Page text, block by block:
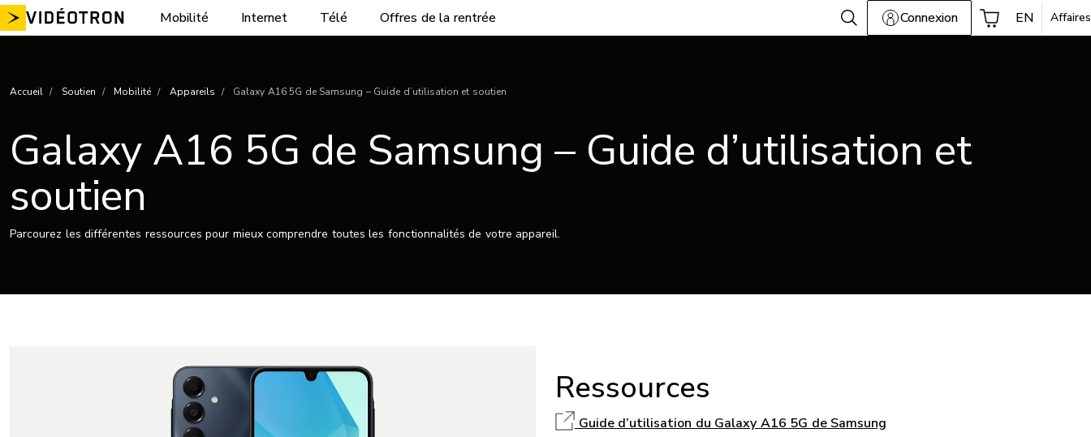
Aller
au
Mobilité Internet Télé Offres de la rentrée Connexion EN Affaires
Accueil Soutien Mobilité Appareils Galaxy A16 5G de Samsung – Guide d’utilisation et soutien
Galaxy A16 5G de Samsung – Guide d’utilisation et
soutien
Parcourez les différentes ressources pour mieux comprendre toutes les fonctionnalités de votre appareil.
Ressources
Guide d’utilisation du Galaxy A16 5G de Samsung